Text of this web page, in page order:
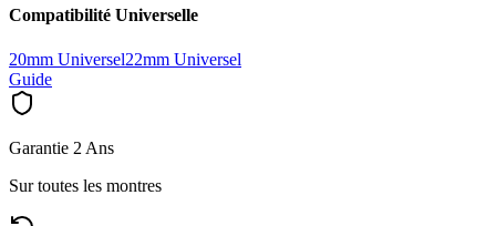
Compatibilité Universelle
20mm Universel22mm Universel
Guide
Garantie 2 Ans
Sur toutes les montres